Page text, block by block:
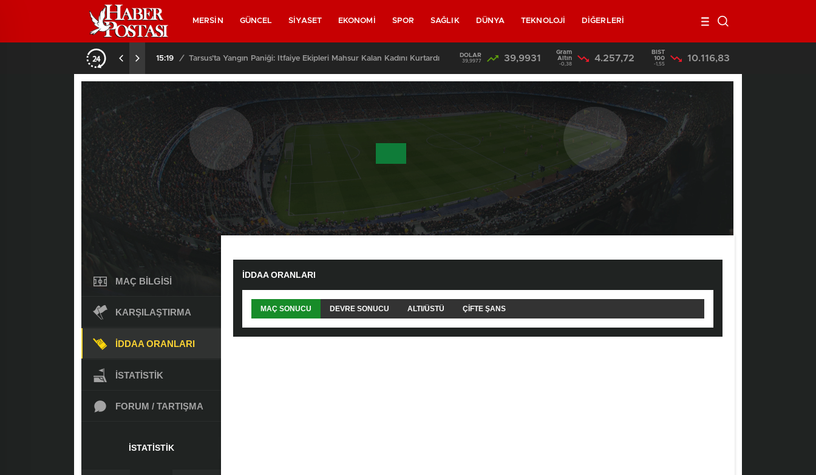
MERSİN GÜNCEL SİYASET EKONOMİ SPOR SAĞLIK DÜNYA TEKNOLOJİ DİĞERLERİ
15:19 / Tarsus’ta Yangın Paniği: İtfaiye Ekipleri Mahsur Kalan Kadını Kurtardı 15:06 / Mersin’de Almanları Dolandıran 7 Kişi Tutuklandı
DOLAR
39,9977 39,9931
Gram
Altın
-0,38
4.257,72
BIST
100
-1,55
10.116,83
MAÇ BILGISI
KARŞILAŞTIRMA
İDDAA ORANLARI
İSTATISTIK
FORUM / TARTIŞMA
İSTATISTIK
İDDAA ORANLARI
MAÇ SONUCU DEVRE SONUCU ALTI/ÜSTÜ ÇIFTE ŞANS